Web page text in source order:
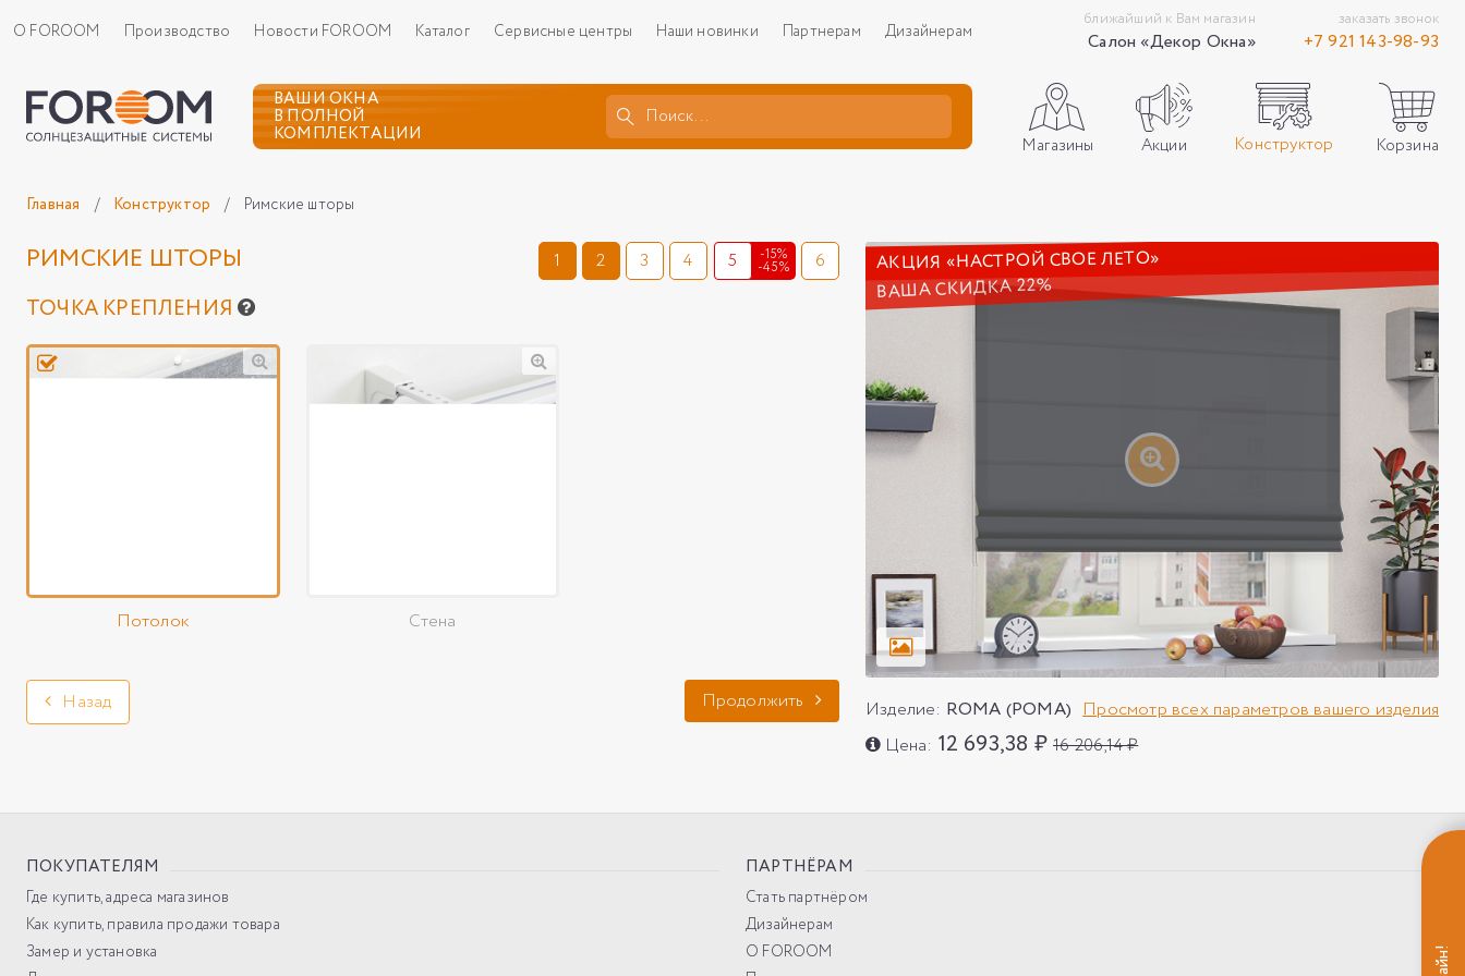
О FOROOM Производство Новости FOROOM Каталог Сервисные центры Наши новинки Партнерам Дизайнерам
ближайший к Вам магазин
Салон «Декор Окна»
заказать звонок
+7 921 143-98-93
ВАШИ ОКНА
В ПОЛНОЙ
КОМПЛЕКТАЦИИ
Магазины Акции Конструктор Корзина
Главная / Конструктор / Римские шторы
РИМСКИЕ ШТОРЫ 1 2 3 4 5 -15%
-45% 6
ТОЧКА КРЕПЛЕНИЯ
Потолок Стена
Назад Продолжить
АКЦИЯ «НАСТРОЙ СВОЕ ЛЕТО»
ВАША СКИДКА 22%
Изделие: ROMA (РОМА) Просмотр всех параметров вашего изделия
Цена: 12 693,38 ₽16 206,14 ₽
ПОКУПАТЕЛЯМ
Где купить, адреса магазинов
Как купить, правила продажи товара
Замер и установка
ПАРТНЁРАМ
Стать партнёром
Дизайнерам
О FOROOM